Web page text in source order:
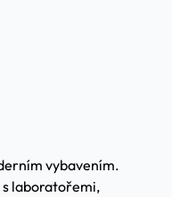
vybavením.
s laboratořemi,